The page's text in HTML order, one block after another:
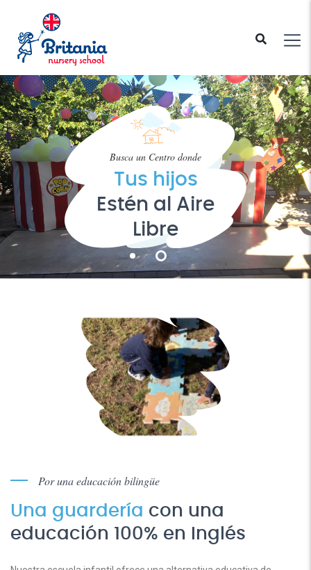
Donde ocurre la diversión!
Educación
100% en Inglés
Por una educación bilingüe
Una guardería con una
educación 100% en Inglés